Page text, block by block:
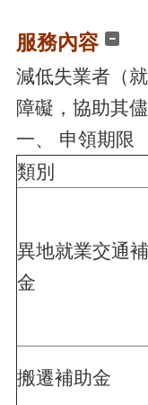
E-
GOV
智
幫
手
腦
服務內容
減低失業者（
障礙，協助其
一、 申領期限
類別
異地就業交通
金
搬遷補助金